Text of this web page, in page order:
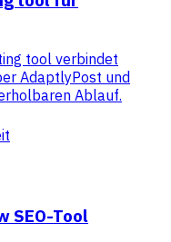
tool verbindet
AdaptlyPost und
Ablauf.
SEO-Tool